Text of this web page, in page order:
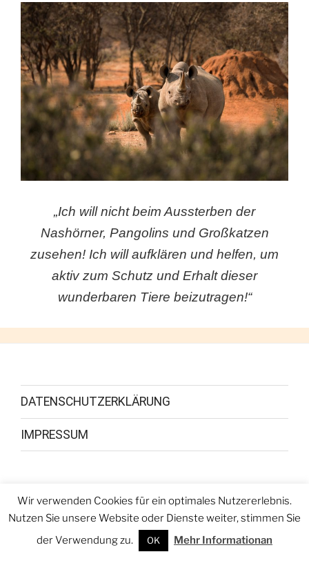
„Ich will nicht beim Aussterben der
Nashörner, Pangolins und Großkatzen
zusehen! Ich will aufklären und helfen, um
aktiv zum Schutz und Erhalt dieser
wunderbaren Tiere beizutragen!“
DATENSCHUTZERKLÄRUNG
IMPRESSUM
Facebook Youtube Instagram
Wir verwenden Cookies für ein optimales Nutzererlebnis.
Nutzen Sie unsere Website oder Dienste weiter, stimmen Sie
der Verwendung zu.
OK Mehr Informationan